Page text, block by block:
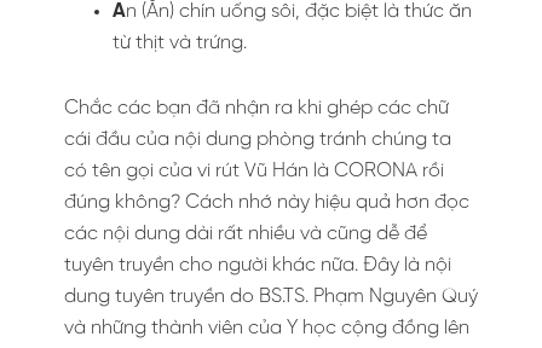
An (Ăn) chín uống sôi, đặc biệt là thức ăn
từ thịt và trứng.
Chắc các bạn đã nhận ra khi ghép các chữ
cái đầu của nội dung phòng tránh chúng ta
có tên gọi của vi rút Vũ Hán là CORONA rồi
đúng không? Cách nhớ này hiệu quả hơn đọc
các nội dung dài rất nhiều và cũng dễ để
tuyên truyền cho người khác nữa. Đây là nội
dung tuyên truyền do BS.TS. Phạm Nguyên Quý
và những thành viên của Y học cộng đồng lên